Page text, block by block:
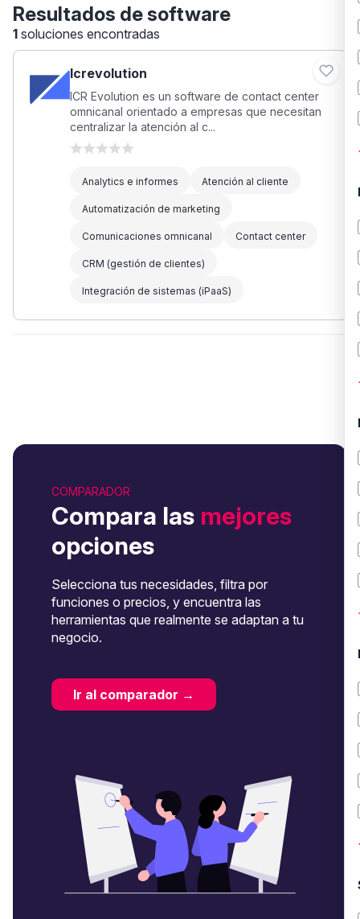
Resultados de software
1 soluciones encontradas
Icrevolution
ICR Evolution es un software de contact center
omnicanal orientado a empresas que necesitan
centralizar la atención al c...
Analytics e informes Atención al cliente
Automatización de marketing
Comunicaciones omnicanal Contact center
CRM (gestión de clientes)
Integración de sistemas (iPaaS)
COMPARADOR
Compara las mejores
opciones
Selecciona tus necesidades, filtra por
funciones o precios, y encuentra las
herramientas que realmente se adaptan a tu
negocio.
Ir al comparador →